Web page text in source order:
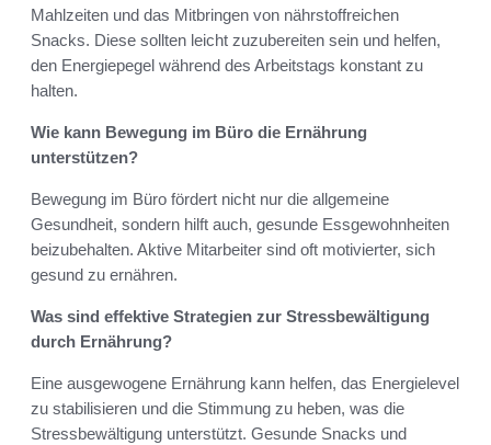
Mahlzeiten und das Mitbringen von nährstoffreichen
Snacks. Diese sollten leicht zuzubereiten sein und helfen,
den Energiepegel während des Arbeitstags konstant zu
halten.
Wie kann Bewegung im Büro die Ernährung
unterstützen?
Bewegung im Büro fördert nicht nur die allgemeine
Gesundheit, sondern hilft auch, gesunde Essgewohnheiten
beizubehalten. Aktive Mitarbeiter sind oft motivierter, sich
gesund zu ernähren.
Was sind effektive Strategien zur Stressbewältigung
durch Ernährung?
Eine ausgewogene Ernährung kann helfen, das Energielevel
zu stabilisieren und die Stimmung zu heben, was die
Stressbewältigung unterstützt. Gesunde Snacks und